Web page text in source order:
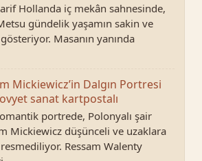
Hollanda iç mekân sahnesinde,
gündelik yaşamın sakin ve
gösteriyor. Masanın yanında
Mickiewicz’in Dalgın Portresi
sanat kartpostalı
portrede, Polonyalı şair
Mickiewicz düşünceli ve uzaklara
Ressam Walenty